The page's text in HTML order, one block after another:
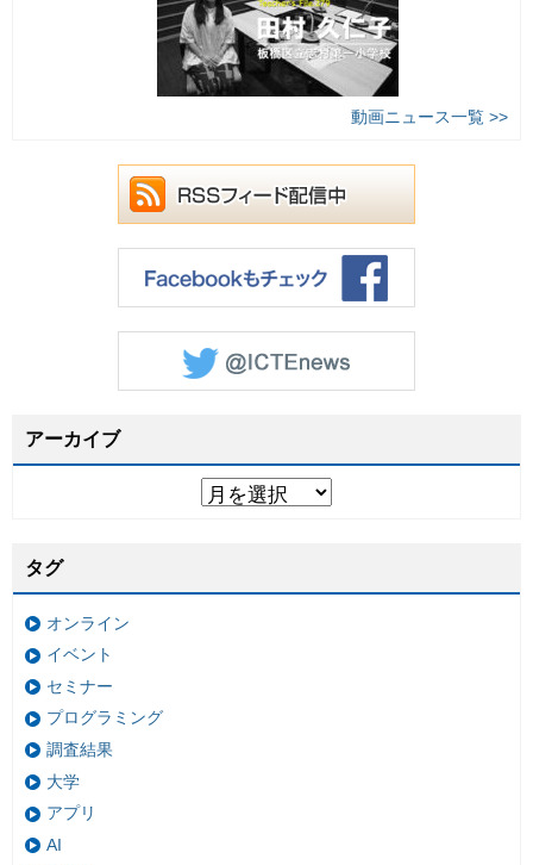
動画ニュース一覧 >>
アーカイブ
タグ
オンライン
イベント
セミナー
プログラミング
調査結果
大学
アプリ
AI